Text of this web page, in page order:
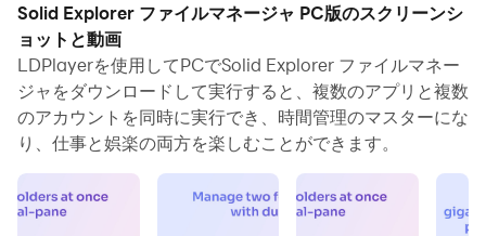
PCでSolid Explorer ファイルマネージャを実行すると、
大画面で鮮明な表示が可能であり、マウスとキーボードで
アプリケーションを操作することは、タッチスクリーンキ
ーボードよりもはるかに速く、常にデバイスの電池残量の
心配をする必要はありません。
マルチインスタンスと同期機能を使用すると、PC上で複
数のアプリケーションやアカウントを実行できます。
Solid Explorer ファイルマネージャ PC版のスクリーンシ
ョットと動画
LDPlayerを使用してPCでSolid Explorer ファイルマネー
ジャをダウンロードして実行すると、複数のアプリと複数
のアカウントを同時に実行でき、時間管理のマスターにな
り、仕事と娯楽の両方を楽しむことができます。